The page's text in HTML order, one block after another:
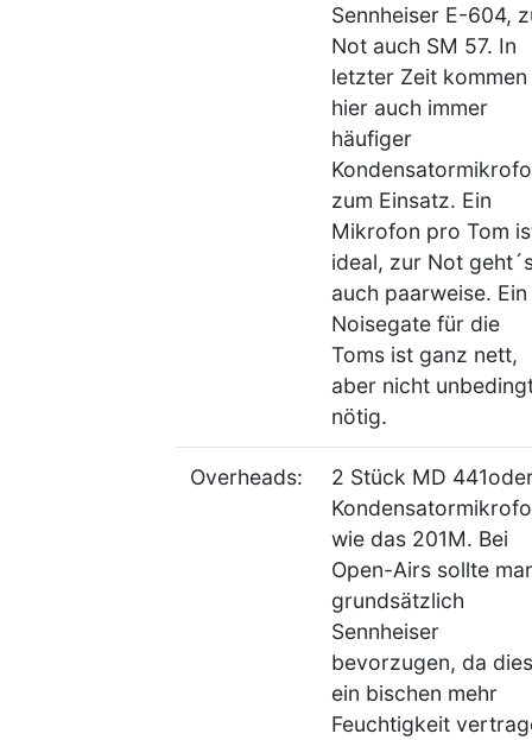
Sennheiser E-604,
Not auch SM 57. In
letzter Zeit kommen
hier auch immer
häufiger
zum Einsatz. Ein
Mikrofon pro Tom
ideal, zur Not
auch paarweise. Ein
Noisegate für die
Toms ist ganz nett,
aber nicht
nötig.
Overheads:
2 Stück MD
wie das 201M. Bei
Open-Airs sollte
grundsätzlich
Sennheiser
bevorzugen, da
ein bischen mehr
Feuchtigkeit